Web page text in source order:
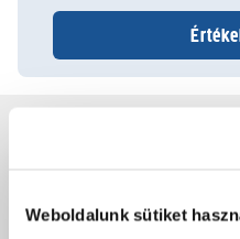
Weboldalunk sütiket
Csomagolási és súly